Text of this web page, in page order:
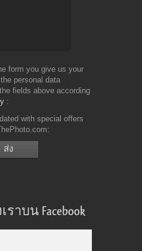
form you give us your
personal data
fields above according
with special offers
าบน Facebook